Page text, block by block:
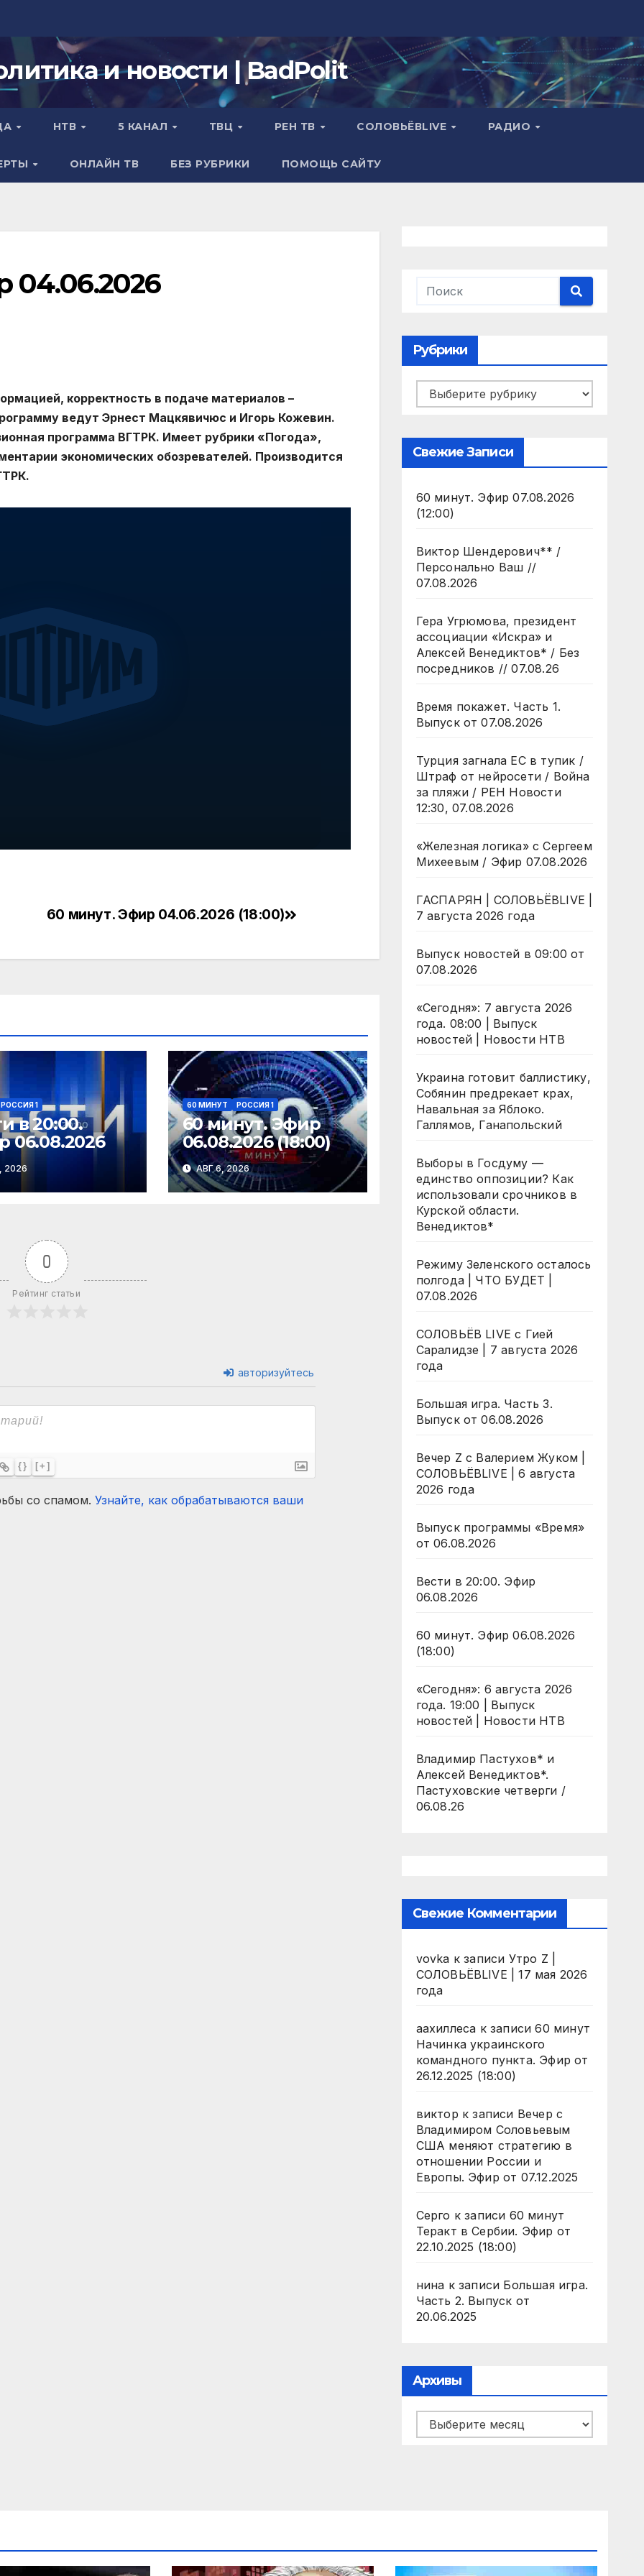
и новости | BadPolit
НТВ 5 КАНАЛ ТВЦ РЕН ТВ СОЛОВЬЁВLIVE РАДИО
ОНЛАЙН ТВ БЕЗ РУБРИКИ ПОМОЩЬ САЙТУ
04.06.2026
корректность в подаче материалов –
ведут Эрнест Мацкявичюс и Игорь Кожевин.
программа ВГТРК. Имеет рубрики «Погода»,
экономических обозревателей. Производится
60 минут. Эфир 04.06.2026 (18:00)
РОССИЯ 1
в 20:00.
06.08.2026
2026
60 МИНУТ РОССИЯ 1
60 минут. Эфир
06.08.2026 (18:00)
АВГ 6, 2026
0
Рейтинг статьи
авторизуйтесь
{} [+]
со спамом. Узнайте, как обрабатываются ваши
Рубрики
Рубрики
Свежие Записи
60 минут. Эфир 07.08.2026
(12:00)
Виктор Шендерович** /
Персонально Ваш //
07.08.2026
Гера Угрюмова, президент
ассоциации «Искра» и
Алексей Венедиктов* / Без
посредников // 07.08.26
Время покажет. Часть 1.
Выпуск от 07.08.2026
Турция загнала ЕС в тупик /
Штраф от нейросети / Война
за пляжи / РЕН Новости
12:30, 07.08.2026
«Железная логика» с Сергеем
Михеевым / Эфир 07.08.2026
ГАСПАРЯН | СОЛОВЬЁВLIVE |
7 августа 2026 года
Выпуск новостей в 09:00 от
07.08.2026
«Сегодня»: 7 августа 2026
года. 08:00 | Выпуск
новостей | Новости НТВ
Украина готовит баллистику,
Собянин предрекает крах,
Навальная за Яблоко.
Галлямов, Ганапольский
Выборы в Госдуму —
единство оппозиции? Как
использовали срочников в
Курской области.
Венедиктов*
Режиму Зеленского осталось
полгода | ЧТО БУДЕТ |
07.08.2026
СОЛОВЬЁВ LIVE с Гией
Саралидзе | 7 августа 2026
года
Большая игра. Часть 3.
Выпуск от 06.08.2026
Вечер Z с Валерием Жуком |
СОЛОВЬЁВLIVE | 6 августа
2026 года
Выпуск программы «Время»
от 06.08.2026
Вести в 20:00. Эфир
06.08.2026
60 минут. Эфир 06.08.2026
(18:00)
«Сегодня»: 6 августа 2026
года. 19:00 | Выпуск
новостей | Новости НТВ
Владимир Пастухов* и
Алексей Венедиктов*.
Пастуховские четверги /
06.08.26
Свежие Комментарии
vovka к записи Утро Z |
СОЛОВЬЁВLIVE | 17 мая 2026
года
аахиллеса к записи60 минут
Начинка украинского
командного пункта. Эфир от
26.12.2025 (18:00)
виктор к записи Вечер с
Владимиром Соловьевым
США меняют стратегию в
отношении России и
Европы. Эфир от 07.12.2025
Серго к записи 60 минут
Теракт в Сербии. Эфир от
22.10.2025 (18:00)
нина к записи Большая игра.
Часть 2. Выпуск от
20.06.2025
Архивы
Архивы